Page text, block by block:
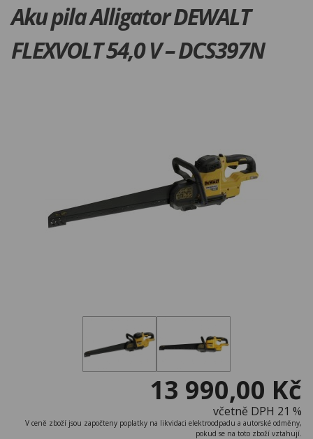
Aku pila Alligator DEWALT
FLEXVOLT 54,0 V – DCS397N
13 990,00 Kč
včetně DPH 21 %
V ceně zboží jsou započteny poplatky na likvidaci elektroodpadu a autorské odměny,
pokud se na toto zboží vztahují.